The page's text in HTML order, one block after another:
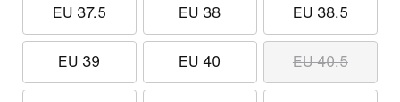
EU 37.5 EU 38 EU 38.5
EU 39 EU 40 EU 40.5